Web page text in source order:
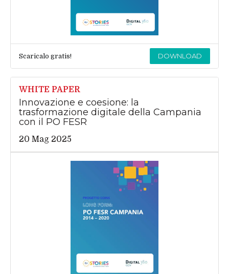
Scaricalo gratis! DOWNLOAD
WHITE PAPER
Innovazione e coesione: la
trasformazione digitale della Campania
con il PO FESR
20 Mag 2025